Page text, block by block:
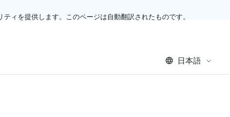
ィを提供します。このページは自動翻訳されたものです。
日本語